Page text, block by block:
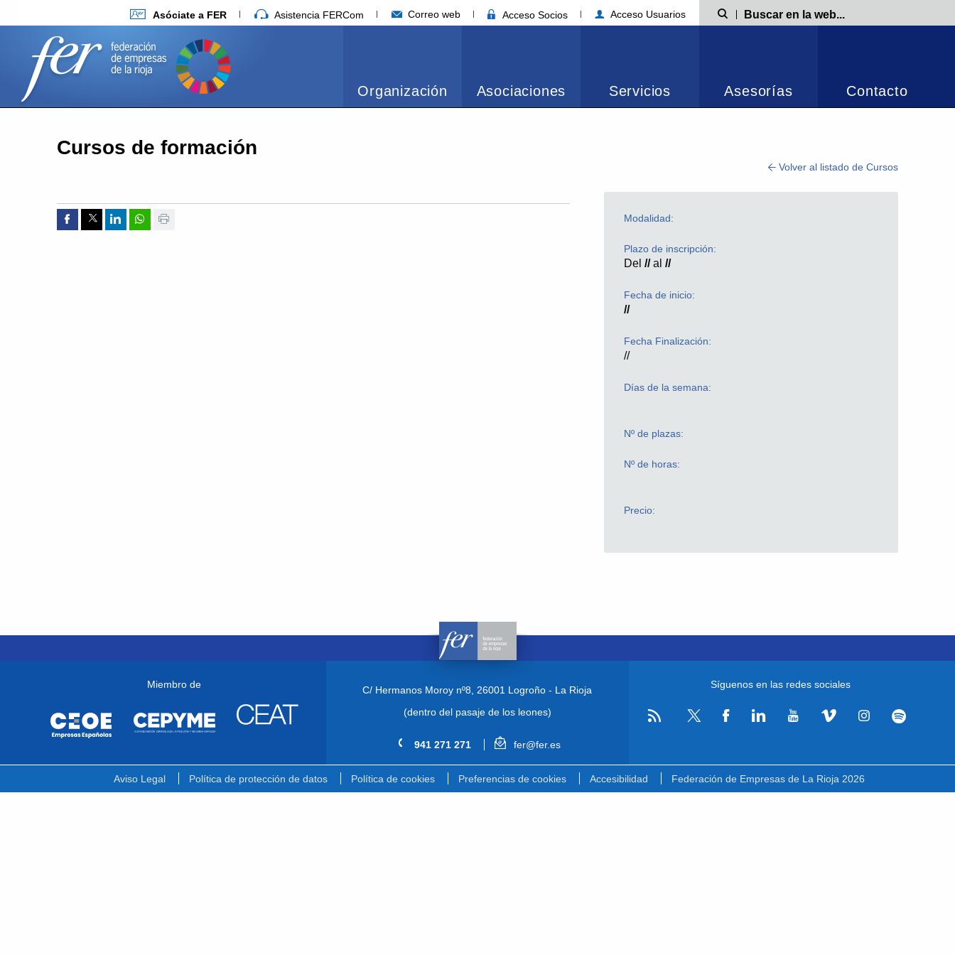
Asóciate a FER Asistencia FERCom Correo web Acceso Socios Acceso Usuarios Búsqueda
Organización Asociaciones Servicios Asesorías Contacto
Cursos de formación
Volver al listado de Cursos
Compartir por Facebook
Compartir por Twitter
Compartir por Linkedin
Compartir por whatsapp Modalidad:
Plazo de inscripción:
Del //al //
Fecha de inicio:
//
Fecha Finalización:
//
Días de la semana:
Nº de plazas:
Nº de horas:
Precio:
Miembro de C/ Hermanos Moroy nº8, 26001 Logroño - La Rioja
(dentro del pasaje de los leones)
941 271 271 fer@fer.es
Síguenos en las redes sociales
Aviso Legal Política de protección de datos Política de cookies Preferencias de cookies Accesibilidad Federación de Empresas de La Rioja 2026